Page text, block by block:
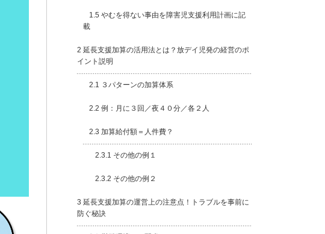
1.5 やむを得ない事由を障害児支援利用計画に記
載
2 延長支援加算の活用法とは？放デイ児発の経営のポ
イント説明
2.1 ３パターンの加算体系
2.2 例：月に３回／夜４０分／各２人
2.3 加算給付額＝人件費？
2.3.1 その他の例１
2.3.2 その他の例２
3 延長支援加算の運営上の注意点！トラブルを事前に
防ぐ秘訣